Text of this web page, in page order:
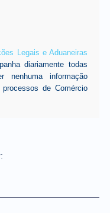
Legais e Aduaneiras
diariamente todas
nenhuma informação
de Comércio